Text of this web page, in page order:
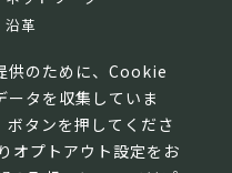
供のために、Cookie
タを収集していま
タンを押してくださ
オプトアウト設定をお
沿革